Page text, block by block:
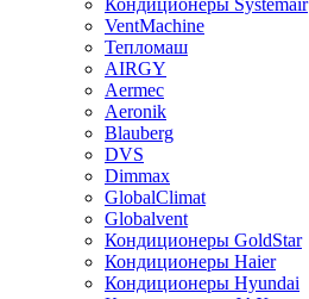
Кондиционеры Systemair
VentMachine
Тепломаш
AIRGY
Aermec
Aeronik
Blauberg
DVS
Dimmax
GlobalClimat
Globalvent
Кондиционеры GoldStar
Кондиционеры Haier
Кондиционеры Hyundai